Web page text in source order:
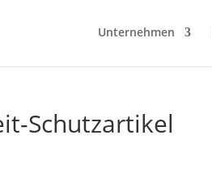
Unternehmen
Schutzartikel